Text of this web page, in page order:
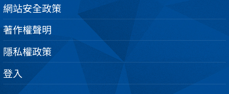
網站安全政策
著作權聲明
隱私權政策
登入